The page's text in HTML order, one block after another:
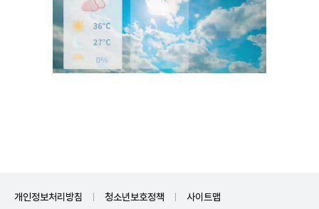
개인정보처리방침 청소년보호정책 사이트맵